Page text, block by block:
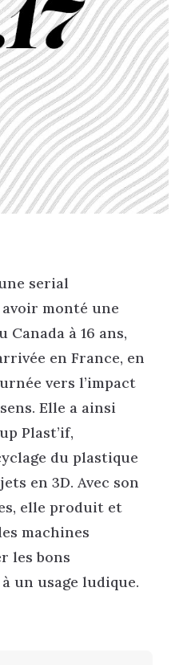
serial
monté une
à 16 ans,
en France, en
vers l’impact
Elle a ainsi
Plast’if,
du plastique
en 3D. Avec son
elle produit et
machines
les bons
un usage ludique.